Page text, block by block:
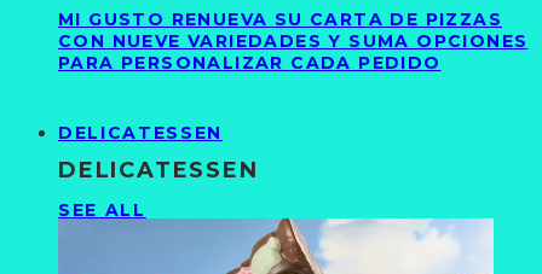
MI GUSTO RENUEVA SU CARTA DE PIZZAS
CON NUEVE VARIEDADES Y SUMA OPCIONES
PARA PERSONALIZAR CADA PEDIDO
DELICATESSEN
DELICATESSEN
SEE ALL